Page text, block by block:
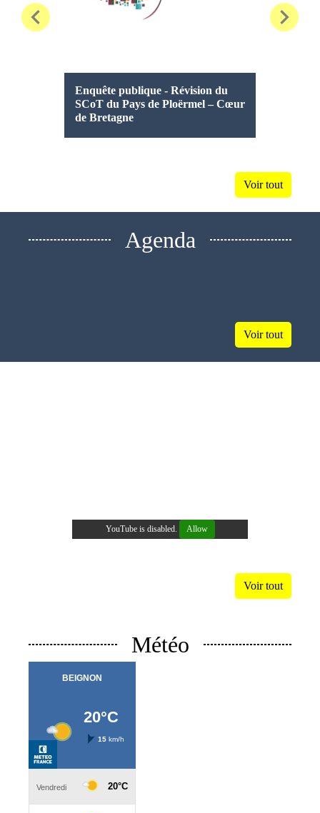
Enquête publique - Révision du
SCoT du Pays de Ploërmel – Cœur
de Bretagne
chevron_left chevron_right
Voir tout
Agenda
Voir tout
YouTube is disabled. Allow
Voir tout
Météo